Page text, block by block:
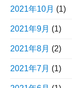
2021年10月 (1)
2021年9月 (1)
2021年8月 (2)
2021年7月 (1)